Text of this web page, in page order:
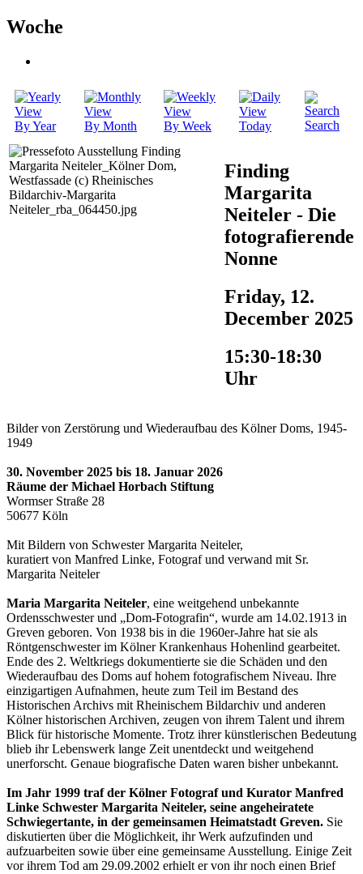
Woche
By Year By Month By Week Today Search
Finding
Margarita
Neiteler - Die
fotografierende
Nonne
Friday, 12.
December 2025
15:30-18:30
Uhr
Bilder von Zerstörung und Wiederaufbau des Kölner Doms, 1945-
1949
30. November 2025 bis 18. Januar 2026
Räume der Michael Horbach Stiftung
Wormser Straße 28
50677 Köln
Mit Bildern von Schwester Margarita Neiteler,
kuratiert von Manfred Linke, Fotograf und verwand mit Sr.
Margarita Neiteler
Maria Margarita Neiteler, eine weitgehend unbekannte
Ordensschwester und „Dom-Fotografin“, wurde am 14.02.1913 in
Greven geboren. Von 1938 bis in die 1960er-Jahre hat sie als
Röntgenschwester im Kölner Krankenhaus Hohenlind gearbeitet.
Ende des 2. Weltkriegs dokumentierte sie die Schäden und den
Wiederaufbau des Doms auf hohem fotografischem Niveau. Ihre
einzigartigen Aufnahmen, heute zum Teil im Bestand des
Historischen Archivs mit Rheinischem Bildarchiv und anderen
Kölner historischen Archiven, zeugen von ihrem Talent und ihrem
Blick für historische Momente. Trotz ihrer künstlerischen Bedeutung
blieb ihr Lebenswerk lange Zeit unentdeckt und weitgehend
unerforscht. Genaue biografische Daten waren bisher unbekannt.
Im Jahr 1999 traf der Kölner Fotograf und Kurator Manfred
Linke Schwester Margarita Neiteler, seine angeheiratete
Schwiegertante, in der gemeinsamen Heimatstadt Greven. Sie
diskutierten über die Möglichkeit, ihr Werk aufzufinden und
aufzuarbeiten sowie über eine gemeinsame Ausstellung. Einige Zeit
vor ihrem Tod am 29.09.2002 erhielt er von ihr noch einen Brief